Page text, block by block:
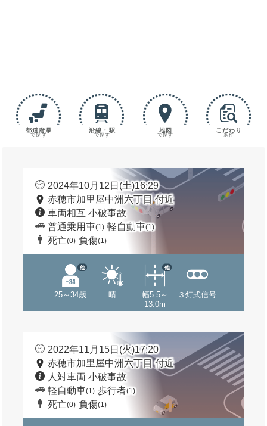
都道府県
で探す
沿線・駅
で探す
地図
で探す
こだわり
条件
2024年10月12日(土)16:29
赤穂市加里屋中洲六丁目 付近
車両相互 小破事故
普通乗用車(1) 軽自動車(1)
死亡(0) 負傷(1)
25～34歳
他
晴
幅5.5～
13.0m
他
３灯式信号
2022年11月15日(火)17:20
赤穂市加里屋中洲六丁目 付近
人対車両 小破事故
軽自動車(1) 歩行者(1)
死亡(0) 負傷(1)